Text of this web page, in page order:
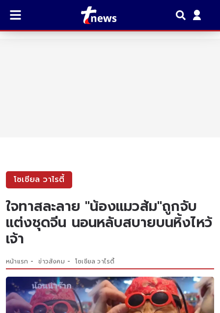
โซเชียล วาไรตี้
ใจทาสละลาย "น้องแมวส้ม"ถูกจับ
แต่งชุดจีน นอนหลับสบายบนหิ้งไหว้
เจ้า
หน้าแรก ข่าวสังคม โซเชียล วาไรตี้